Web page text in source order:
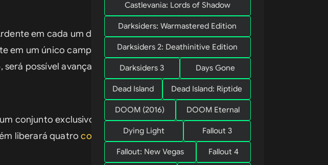
em cada um dos cinco
em um único campo, você
possível avançar na missão
conjunto exclusivo com três
liberará quatro conquistas
Castlevania: Lords of Shadow
Darksiders: Warmastered Edition
Darksiders 2: Deathinitive Edition
Darksiders 3 Days Gone
Dead Island Dead Island: Riptide
DOOM (2016) DOOM Eternal
Dying Light Fallout 3
Fallout: New Vegas Fallout 4